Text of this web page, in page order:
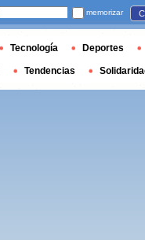
memorizar
Tecnología Deportes
Tendencias